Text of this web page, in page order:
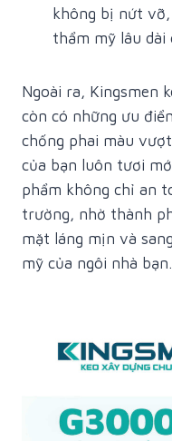
không bị nứt
thẩm mỹ lâu dài
Ngoài ra, Kingsmen
còn có những ưu
chống phai màu
của bạn luôn tươi
phẩm không chỉ an
trường, nhờ thành
mặt láng mịn và
mỹ của ngôi nhà bạn.